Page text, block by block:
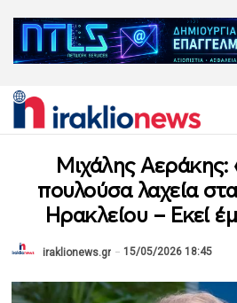
Μιχάλης Αεράκης:
πουλούσα λαχεία
Ηρακλείου – Εκεί
iraklionews.gr 15/05/2026 18:45